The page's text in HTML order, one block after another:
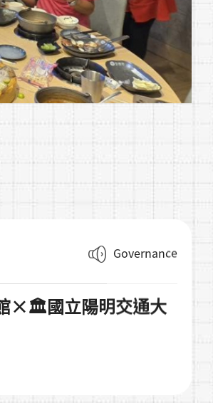
Governance
×🏛️國立陽明交通大